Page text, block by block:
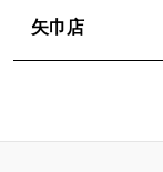
矢巾店